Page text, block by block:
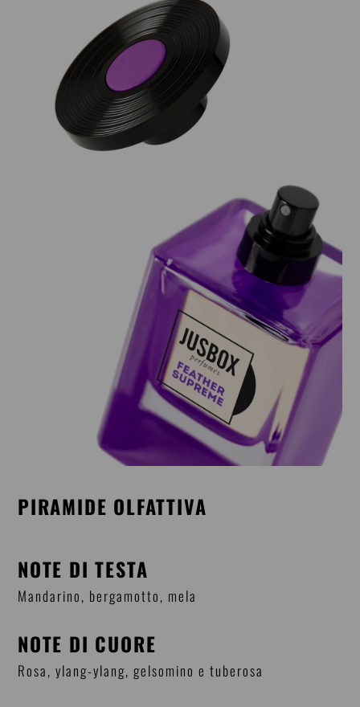
PIRAMIDE OLFATTIVA
NOTE DI TESTA
Mandarino, bergamotto, mela
NOTE DI CUORE
Rosa, ylang-ylang, gelsomino e tuberosa